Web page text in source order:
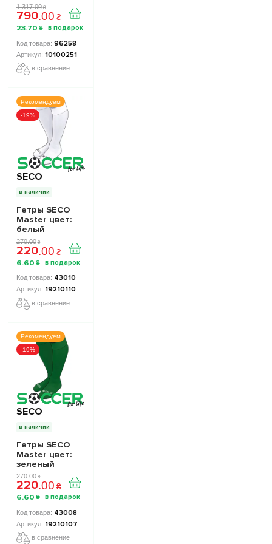
Сборная
Украины TOP
FOOTBALL
STARS
Collection 2
10100251
1 317.00 ₴
790.00 ₴
23.70 ₴
96258
10100251
в сравнение
Рекомендуем
-19%
SECO
в наличии
Гетры SECO
Master цвет:
белый
270.00 ₴
220.00 ₴
6.60 ₴
43010
19210110
в сравнение
Рекомендуем
-19%
SECO
в наличии
Гетры SECO
Master цвет:
зеленый
270.00 ₴
220.00 ₴
6.60 ₴
43008
19210107
в сравнение